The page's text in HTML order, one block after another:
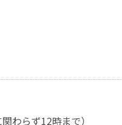
わらず12時まで）